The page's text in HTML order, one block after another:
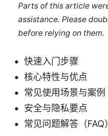
Parts of this article
assistance. Please
before relying on them.
快速入门步骤
核心特性与优点
常见使用场景与案例
安全与隐私要点
常见问题解答（FAQ）